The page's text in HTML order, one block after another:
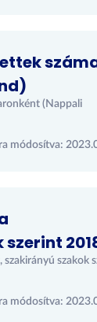
(Nappali
módosítva:
szakok
módosítva: